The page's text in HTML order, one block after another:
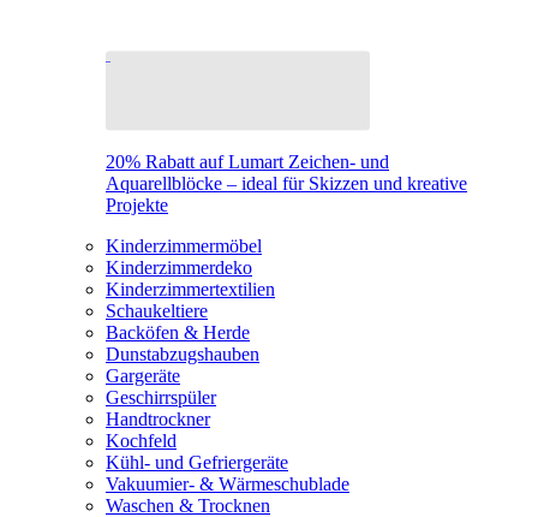
20% Rabatt auf Lumart Zeichen- und
Aquarellblöcke – ideal für Skizzen und kreative
Projekte
Kinderzimmermöbel
Kinderzimmerdeko
Kinderzimmertextilien
Schaukeltiere
Backöfen & Herde
Dunstabzugshauben
Gargeräte
Geschirrspüler
Handtrockner
Kochfeld
Kühl- und Gefriergeräte
Vakuumier- & Wärmeschublade
Waschen & Trocknen